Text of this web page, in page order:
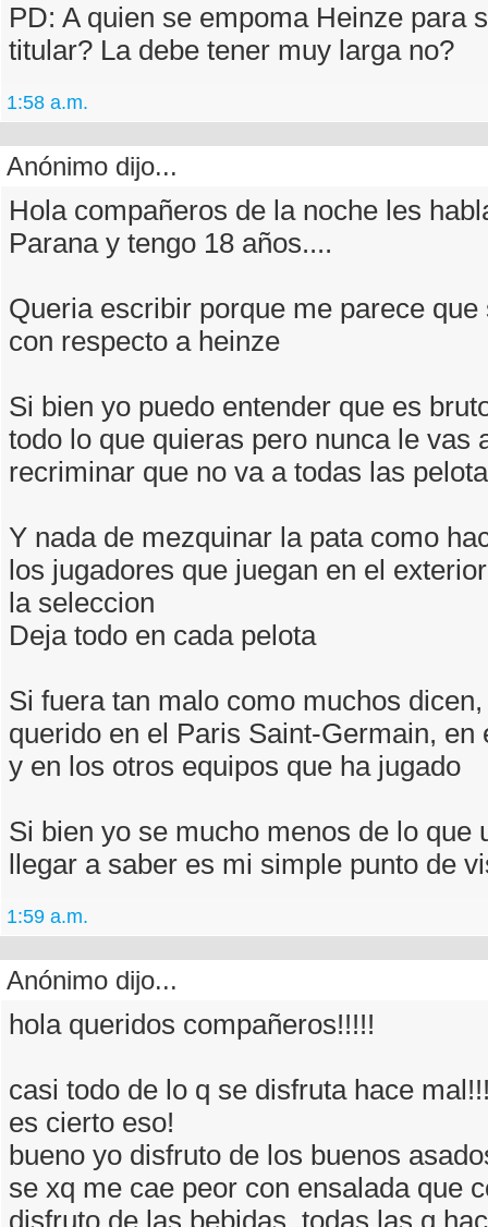
PD: A quien se empoma Heinze para
titular? La debe tener muy larga no?
1:58 a.m.
Anónimo dijo...
Hola compañeros de la noche les
Parana y tengo 18 años....
Queria escribir porque me parece que
con respecto a heinze
Si bien yo puedo entender que es
todo lo que quieras pero nunca le vas
recriminar que no va a todas las
Y nada de mezquinar la pata como
los jugadores que juegan en el
la seleccion
Deja todo en cada pelota
Si fuera tan malo como muchos
querido en el Paris Saint-Germain, en
y en los otros equipos que ha jugado
Si bien yo se mucho menos de lo que
llegar a saber es mi simple punto de
1:59 a.m.
Anónimo dijo...
hola queridos compañeros!!!!!
casi todo de lo q se disfruta hace
es cierto eso!
bueno yo disfruto de los buenos
se xq me cae peor con ensalada que